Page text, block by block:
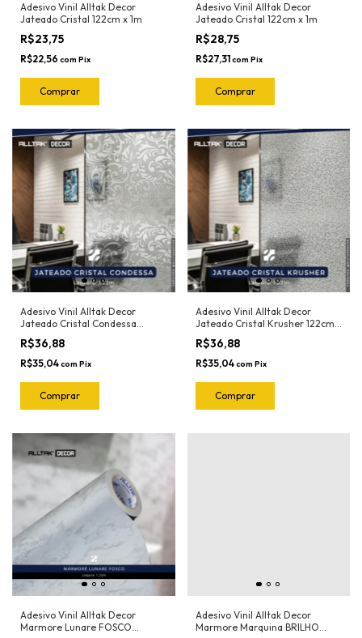
Adesivo Vinil Alltak Decor
Jateado Cristal 122cm x 1m
R$23,75
R$22,56 com Pix
Adesivo Vinil Alltak Decor
Jateado Cristal 122cm x 1m
R$28,75
R$27,31com Pix
Adesivo Vinil Alltak Decor
Jateado Cristal Condessa
122cm x 1m
R$36,88
R$35,04com Pix
Adesivo Vinil Alltak Decor
Jateado Cristal Krusher 122cm x
1m
R$36,88
R$35,04com Pix
Adesivo Vinil Alltak Decor
Marmore Lunare FOSCO
Adesivo Vinil Alltak Decor
Marmore Marquina BRILHO